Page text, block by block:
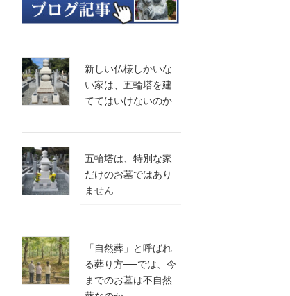
新しい仏様しかいな
い家は、五輪塔を建
ててはいけないのか
五輪塔は、特別な家
だけのお墓ではあり
ません
「自然葬」と呼ばれ
る葬り方──では、今
までのお墓は不自然